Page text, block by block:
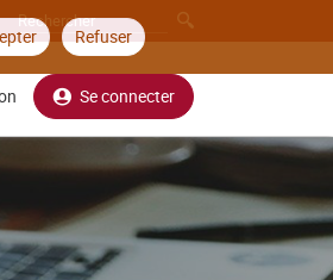
Refuser
Se connecter